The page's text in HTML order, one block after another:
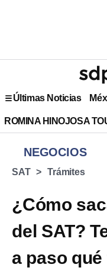
Últimas Noticias
ROMINA HINOJOSA
NEGOCIOS
SAT Trámites
¿Cómo
del SAT?
a paso